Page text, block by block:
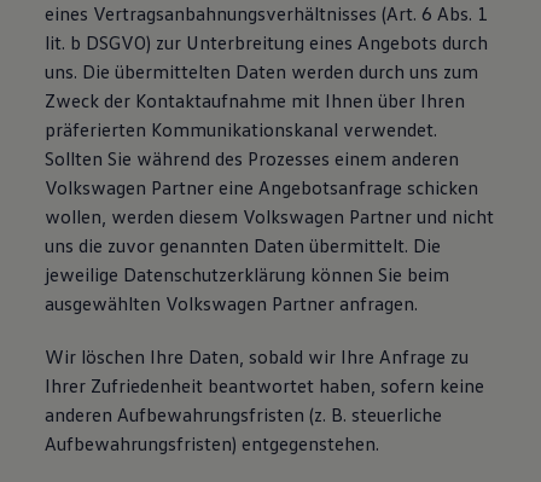
eines Vertragsanbahnungsverhältnisses (Art. 6 Abs. 1
lit. b DSGVO) zur Unterbreitung eines Angebots durch
uns. Die übermittelten Daten werden durch uns zum
Zweck der Kontaktaufnahme mit Ihnen über Ihren
präferierten Kommunikationskanal verwendet.
Sollten Sie während des Prozesses einem anderen
Volkswagen Partner eine Angebotsanfrage schicken
wollen, werden diesem Volkswagen Partner und nicht
uns die zuvor genannten Daten übermittelt. Die
jeweilige Datenschutzerklärung können Sie beim
ausgewählten Volkswagen Partner anfragen.
Wir löschen Ihre Daten, sobald wir Ihre Anfrage zu
Ihrer Zufriedenheit beantwortet haben, sofern keine
anderen Aufbewahrungsfristen (z. B. steuerliche
Aufbewahrungsfristen) entgegenstehen.